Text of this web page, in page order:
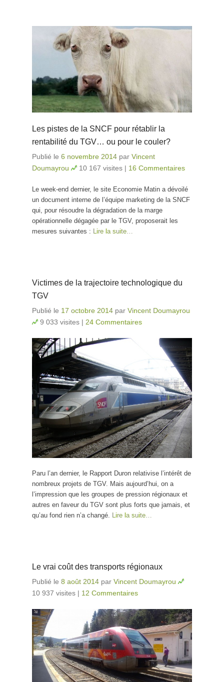
Les pistes de la SNCF pour rétablir la
rentabilité du TGV… ou pour le couler?
Publié le 6 novembre 2014 par Vincent
Doumayrou
10 167 visites | 16 Commentaires
Le week-end dernier, le site Economie Matin a dévoilé
un document interne de l’équipe marketing de la SNCF
qui, pour résoudre la dégradation de la marge
opérationnelle dégagée par le TGV, proposerait les
mesures suivantes :
Lire la suite…
Victimes de la trajectoire technologique du
TGV
Publié le 17 octobre 2014 par Vincent Doumayrou
9 033 visites | 24 Commentaires
Paru l’an dernier, le Rapport Duron relativise l’intérêt de
nombreux projets de TGV. Mais aujourd’hui, on a
l’impression que les groupes de pression régionaux et
autres en faveur du TGV sont plus forts que jamais, et
qu’au fond rien n’a changé.
Lire la suite…
Le vrai coût des transports régionaux
Publié le 8 août 2014 par Vincent Doumayrou
10 937 visites | 12 Commentaires